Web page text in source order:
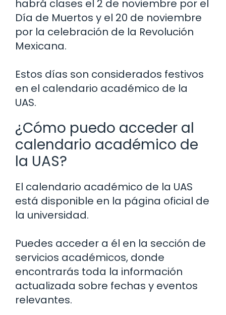
habrá clases el 2 de noviembre por el
Día de Muertos y el 20 de noviembre
por la celebración de la Revolución
Mexicana.
Estos días son considerados festivos
en el calendario académico de la
UAS.
¿Cómo puedo acceder al
calendario académico de
la UAS?
El calendario académico de la UAS
está disponible en la página oficial de
la universidad.
Puedes acceder a él en la sección de
servicios académicos, donde
encontrarás toda la información
actualizada sobre fechas y eventos
relevantes.